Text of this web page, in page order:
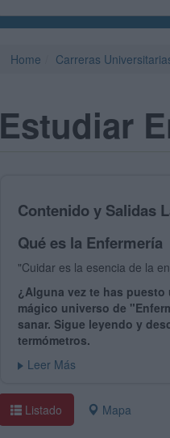
Home Carreras
Estudiar
Contenido y Salidas
Qué es la Enfermería
"Cuidar es la esencia de la
¿Alguna vez te has
mágico universo de
sanar. Sigue leyendo y
termómetros.
Leer Más
Listado Mapa